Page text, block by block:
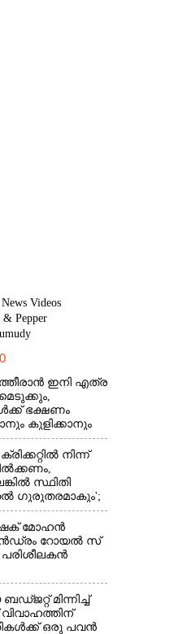
ഇനി എത്ര
ഭക്ഷണം
കുളിക്കാനും
അച്ഛന്റെ
നിന്ന്
സ്ഥിതി
ഗുരുതരമാകും';
മുൻ
മോഹൻ
റോയൽ സ്
മിന്നിച്ച്
ഒരു പവൻ